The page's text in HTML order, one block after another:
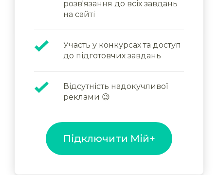
розв'язання до всіх завдань
на сайті
Участь у конкурсах та доступ
до підготовчих завдань
Відсутність надокучливої
реклами 😉
Підключити Мій+